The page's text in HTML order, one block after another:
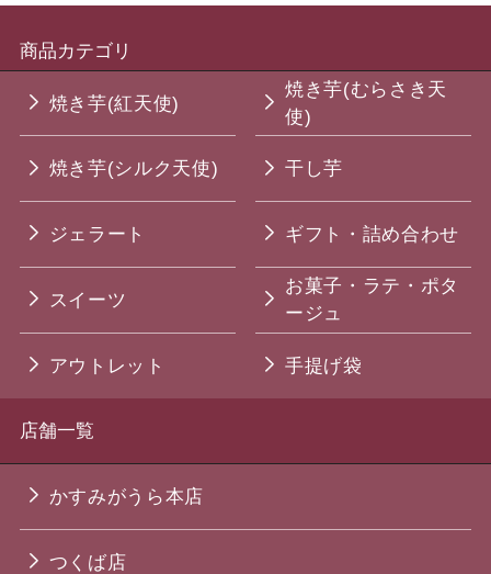
商品カテゴリ
焼き芋(紅天使)
焼き芋(むらさき天
使)
焼き芋(シルク天使) 干し芋
ジェラート ギフト・詰め合わせ
スイーツ
お菓子・ラテ・ポタ
ージュ
アウトレット 手提げ袋
店舗一覧
かすみがうら本店
つくば店